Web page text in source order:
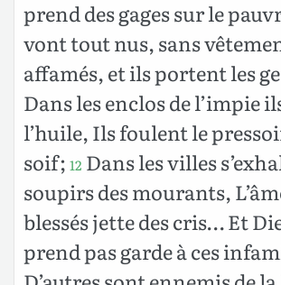
prend des gages sur le
vont tout nus, sans
affamés, et ils portent les
Dans les enclos de l’impie
l’huile, Ils foulent le
soif ; 12 Dans les villes
soupirs des mourants,
blessés jette des cris… Et
prend pas garde à ces